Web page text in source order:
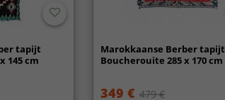
tapijt
145 cm
Marokkaanse Berber tapijt
Boucherouite 285 x 170 cm
349 € 479 €